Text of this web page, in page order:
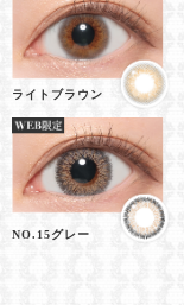
ライトブラウン
NO.15グレー